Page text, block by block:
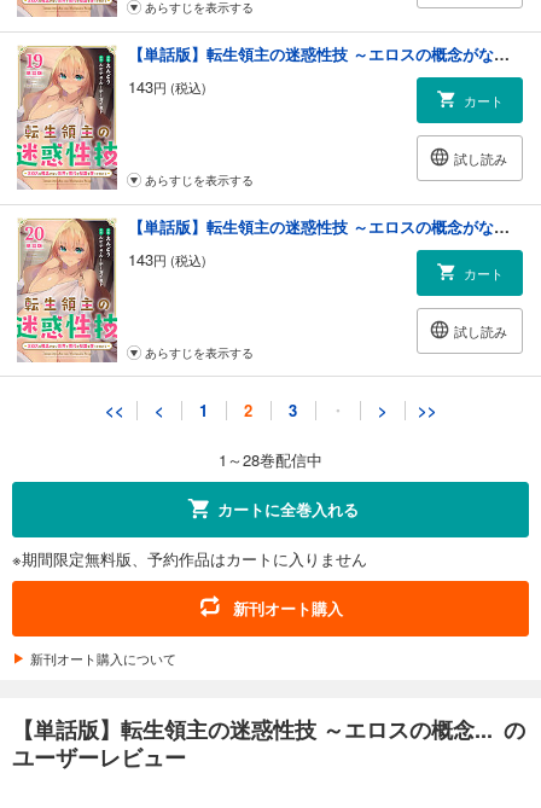
あらすじを表示する
【単話版】転生領主の迷惑性技 ～エロスの概念がない世界で現代の知識を使ってみたら～（フルカラー） 第19話 初めての人
143円 (税込)
カート
試し読み
あらすじを表示する
【単話版】転生領主の迷惑性技 ～エロスの概念がない世界で現代の知識を使ってみたら～（フルカラー） 第20話 ソフィー
143円 (税込)
カート
試し読み
あらすじを表示する
円 (税込)
【単話版】転生領主の迷惑性技 ～エロスの概念がない世界で現代の知識を使ってみたら～（フルカラー） 第23話 計画
<< < 1 2 3 ・ > >>
1～28巻配信中
カートに全巻入れる
※期間限定無料版、予約作品はカートに入りません
新刊オート購入
新刊オート購入について
【単話版】転生領主の迷惑性技 ～エロスの概念... の
ユーザーレビュー